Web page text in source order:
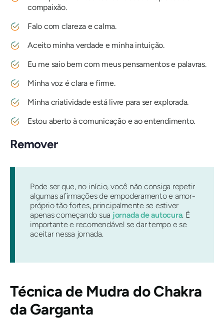
compaixão.
Falo com clareza e calma.
Aceito minha verdade e minha intuição.
Eu me saio bem com meus pensamentos e palavras.
Minha voz é clara e firme.
Minha criatividade está livre para ser explorada.
Estou aberto à comunicação e ao entendimento.
Remover
Pode ser que, no início, você não consiga repetir
algumas afirmações de empoderamento e amor-
próprio tão fortes, principalmente se estiver
apenas começando sua jornada de autocura. É
importante e recomendável se dar tempo e se
aceitar nessa jornada.
Técnica de Mudra do Chakra
da Garganta